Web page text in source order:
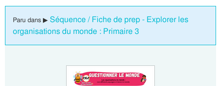
Paru dans ▶ Séquence / Fiche de prep - Explorer les
organisations du monde : Primaire 3